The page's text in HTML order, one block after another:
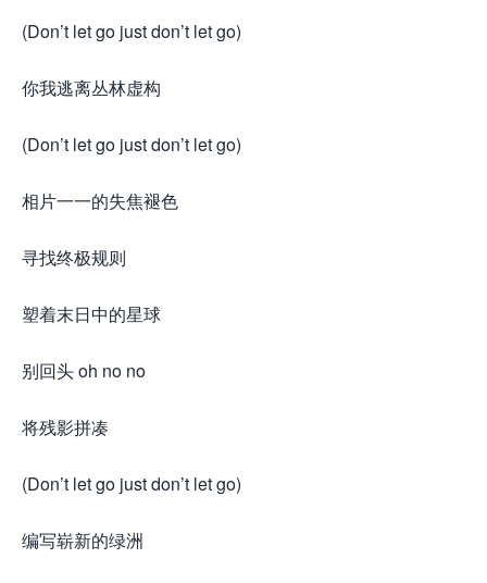
(Don’t let go just don’t let go)
你我逃离丛林虚构
(Don’t let go just don’t let go)
相片一一的失焦褪色
寻找终极规则
塑着末日中的星球
别回头 oh no no
将残影拼凑
(Don’t let go just don’t let go)
编写崭新的绿洲